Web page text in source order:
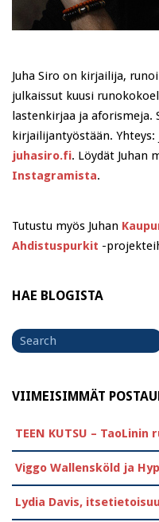
Juha Siro on kirjailija,
julkaissut kuusi
lastenkirjaa ja aforismeja.
kirjailijantyöstään.
juhasiro.fi. Löydät Juhan
Instagramista.
Tutustu myös Juhan
Ahdistuspurkit -
HAE BLOGISTA
Search
for
VIIMEISIMMÄT
TEEN KUTSU –
Viggo Wallensköld ja
Lydia Davis,